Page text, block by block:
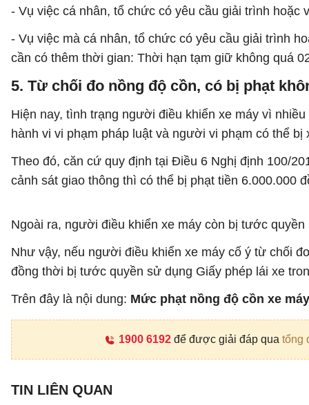
- Vụ việc cá nhân, tổ chức có yêu cầu giải trình
- Vụ việc mà cá nhân, tổ chức có yêu cầu giải trình
cần có thêm thời gian: Thời hạn tạm giữ không quá
5. Từ chối đo nồng độ cồn, có bị phạt
Hiện nay, tình trạng người điều khiển xe máy vì
hành vi vi phạm pháp luật và người vi phạm có thể
Theo đó, căn cứ quy định tại Điều 6 Nghị định 100/
cảnh sát giao thông thì có thể bị phạt tiền 6.000.000
Ngoài ra, người điều khiển xe máy còn bị tước
Như vậy, nếu người điều khiển xe máy cố ý từ chối
đồng thời bị tước quyền sử dụng Giấy phép lái xe
Trên đây là nội dung: Mức phạt nồng độ cồn xe
1900 6192để được giải đáp qua tổng
TIN LIÊN QUAN